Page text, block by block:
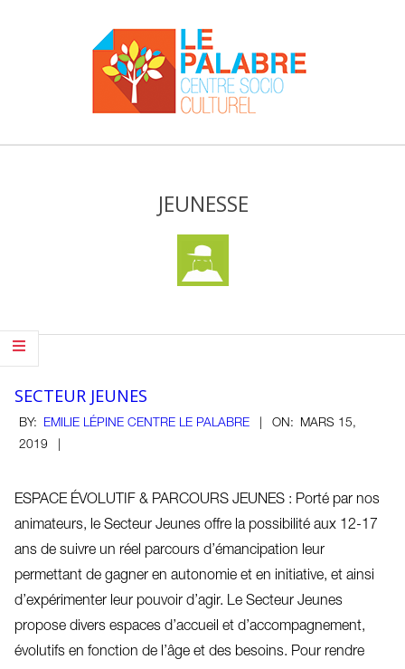
Centre
JEUNESSE
SECTEUR JEUNES
2019-
03-
BY: EMILIE LÉPINE CENTRE LE PALABRE ON:
MARS 15,
2019
ESPACE ÉVOLUTIF & PARCOURS JEUNES : Porté par nos
animateurs, le Secteur Jeunes offre la possibilité aux 12-17
ans de suivre un réel parcours d’émancipation leur
permettant de gagner en autonomie et en initiative, et ainsi
d’expérimenter leur pouvoir d’agir. Le Secteur Jeunes
propose divers espaces d’accueil et d’accompagnement,
évolutifs en fonction de l’âge et des besoins. Pour rendre